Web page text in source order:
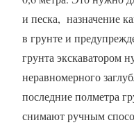
и песка, назначение
в грунте и
грунта экскаватором
неравномерного
последние полметра
снимают ручным